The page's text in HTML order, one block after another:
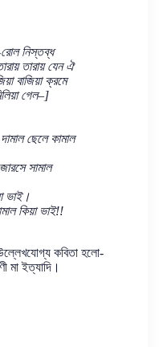
নিস্তব্ধ
তারায় যেন ঐ
বাজিয়া ক্রমে
গেল–]
ছেলে কামাল
সামাল
ভাই।
কিয়া ভাই!!
কবিতা হলো-
মা ইত্যাদি।